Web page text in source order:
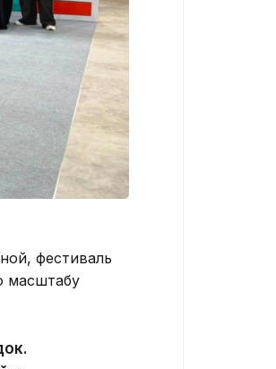
фестиваль
масштабу